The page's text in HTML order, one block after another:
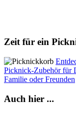
Zeit für ein
Picknick-Zubehör für
Familie oder Freunden
Auch hier ...